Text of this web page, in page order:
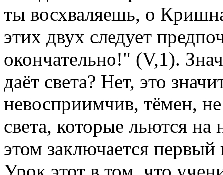
ты восхваляешь, о
этих двух следует
окончательно!" (V,1).
даёт света? Нет, это
невосприимчив, тёмен,
света, которые льются
этом заключается